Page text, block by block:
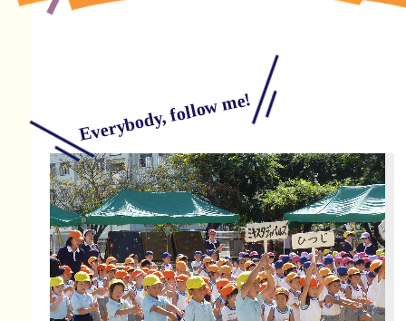
Everybody, follow me!